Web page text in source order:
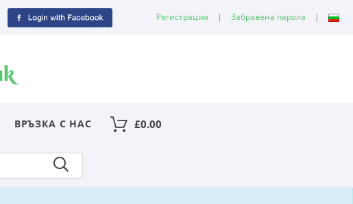
Регистрация | Забравена парола |
ВРЪЗКА С НАС £0.00